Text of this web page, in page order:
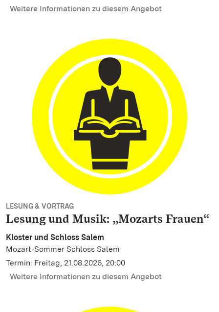
Weitere Informationen zu diesem Angebot
LESUNG & VORTRAG
Lesung und Musik: „Mozarts Frauen“
Kloster und Schloss Salem
Mozart-Sommer Schloss Salem
Termin: Freitag, 21.08.2026, 20:00
Weitere Informationen zu diesem Angebot